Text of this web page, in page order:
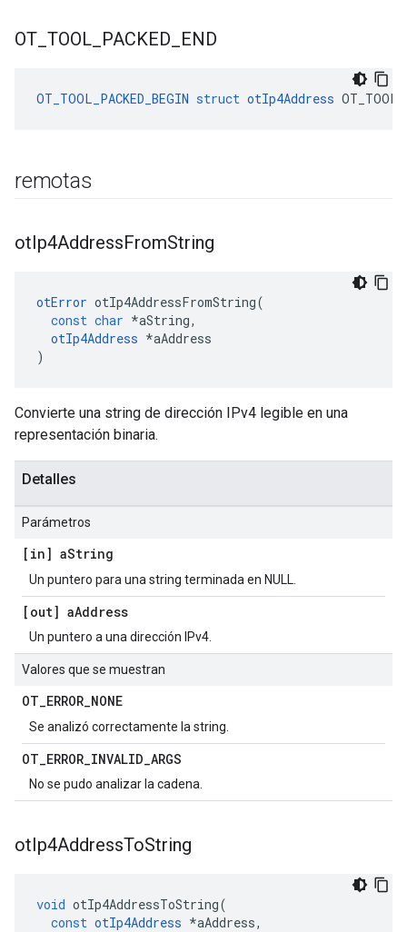
OT TOOL PACKED END
OT_TOOL_PACKED_BEGIN struct otIp4Address
remotas
otIp4AddressFromString
otError otIp4AddressFromString(
const char *aString,
otIp4Address *aAddress
)
Convierte una string de dirección IPv4 legible en una
representación binaria.
Detalles
Parámetros
[in] aString
Un puntero para una string terminada en NULL.
[out] aAddress
Un puntero a una dirección IPv4.
Valores que se muestran
OT_ERROR_NONE
Se analizó correctamente la string.
OT_ERROR_INVALID_ARGS
No se pudo analizar la cadena.
otIp4AddressToString
void otIp4AddressToString(
const otIp4Address *aAddress,